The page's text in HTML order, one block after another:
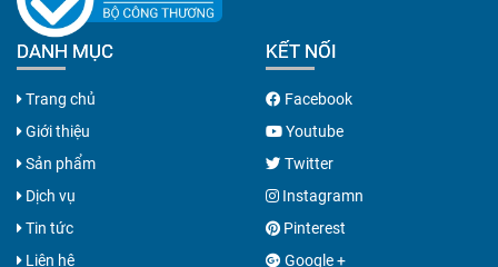
DANH MỤC
Trang chủ
Giới thiệu
Sản phẩm
Dịch vụ
Tin tức
Liên hệ
KẾT NỐI
Facebook
Youtube
Twitter
Instagramn
Pinterest
Google +